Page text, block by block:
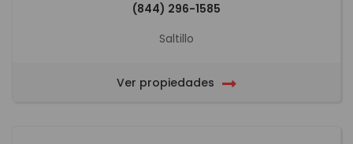
(844) 296-1585
Saltillo
Ver propiedades